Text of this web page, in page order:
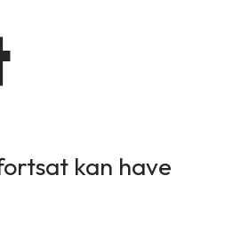
kan have